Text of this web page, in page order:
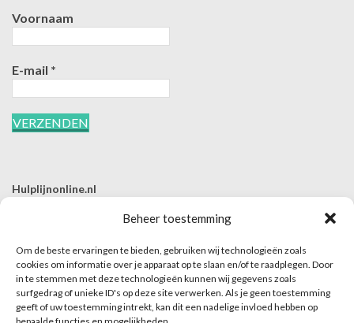
Beheer toestemming
Om de beste ervaringen te bieden, gebruiken wij technologieën zoals
cookies om informatie over je apparaat op te slaan en/of te raadplegen. Door
in te stemmen met deze technologieën kunnen wij gegevens zoals
surfgedrag of unieke ID's op deze site verwerken. Als je geen toestemming
geeft of uw toestemming intrekt, kan dit een nadelige invloed hebben op
Voornaam
E-mail *
Hulplijnonline.nl
E | info@hulplijnonline.nl
Contactformulier
Over Hulplijnonline.nl
Het team van Hulplijnonline.nl